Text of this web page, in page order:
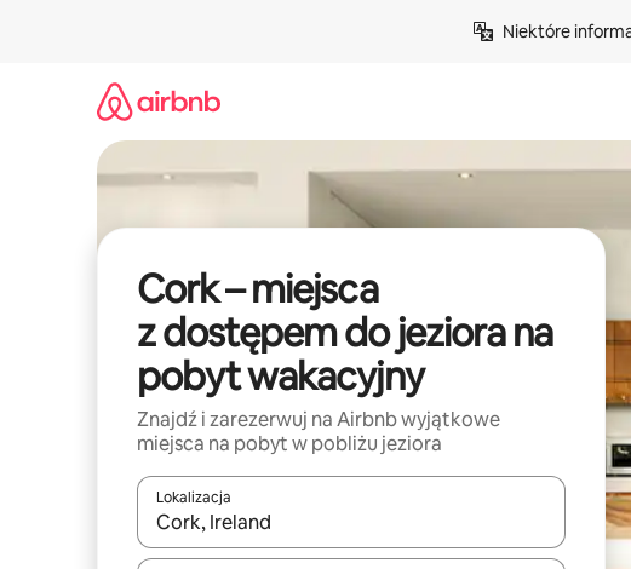
Niektóre
Cork – miejsca
z dostępem do jeziora na
pobyt wakacyjny
Znajdź i zarezerwuj na Airbnb wyjątkowe
miejsca na pobyt w pobliżu jeziora
Lokalizacja
Gdy wyniki będą dostępne, możesz poruszać się po nich za